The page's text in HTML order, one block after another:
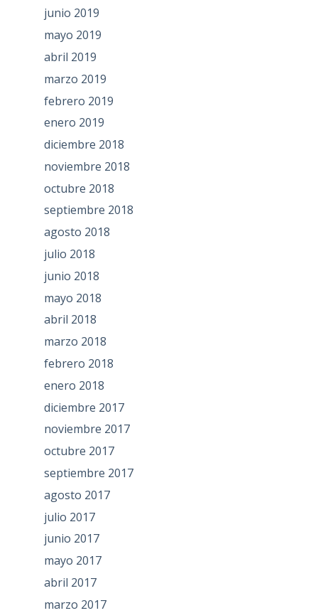
junio 2019
mayo 2019
abril 2019
marzo 2019
febrero 2019
enero 2019
diciembre 2018
noviembre 2018
octubre 2018
septiembre 2018
agosto 2018
julio 2018
junio 2018
mayo 2018
abril 2018
marzo 2018
febrero 2018
enero 2018
diciembre 2017
noviembre 2017
octubre 2017
septiembre 2017
agosto 2017
julio 2017
junio 2017
mayo 2017
abril 2017
marzo 2017